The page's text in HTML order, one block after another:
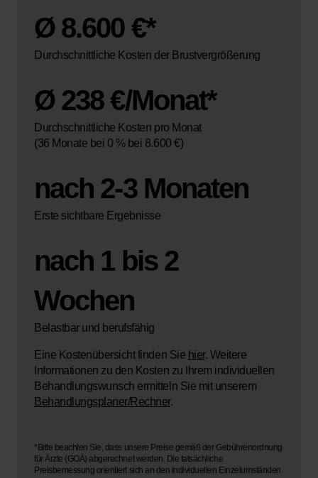
Ø 8.600 €*
Durchschnittliche Kosten der Brustvergrößerung
Ø 238 €/Monat*
Durchschnittliche Kosten pro Monat
(36 Monate bei 0 % bei 8.600 €)
nach 2-3 Monaten
Erste sichtbare Ergebnisse
nach 1 bis 2
Wochen
Belastbar und berufsfähig
Eine Kostenübersicht finden Sie hier. Weitere
Informationen zu den Kosten zu Ihrem individuellen
Behandlungswunsch ermitteln Sie mit unserem
Behandlungsplaner/Rechner.
*Bitte beachten Sie, dass unsere Preise gemäß der Gebührenordnung
für Ärzte (GOÄ) abgerechnet werden. Die tatsächliche
Preisbemessung orientiert sich an den individuellen Einzelumständen.